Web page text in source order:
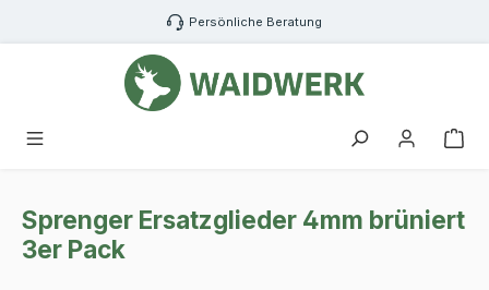
Zum Hauptinhalt springen Persönliche Beratung
Sprenger Ersatzglieder 4mm brüniert
3er Pack